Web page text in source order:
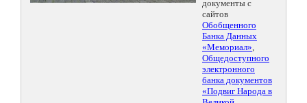
документы с
сайтов
Обобщенного
Банка Данных
«Мемориал»,
Общедоступного
электронного
банка документов
«Подвиг Народа в